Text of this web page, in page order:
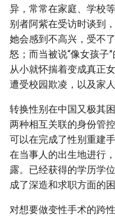
异，常常在家庭、学校
别者阿紫在受访时谈到
她会感到不高兴，受不
怒；而当被说“像女孩子
从小就怀揣着变成真正
遭受校园欺凌，以及家
转换性别在中国又极其
两种相互关联的身份管
可以在完成了性别重建
在当事人的出生地进行
露。已经获得的学历学
成了深造和求职方面的
对想要做变性手术的跨